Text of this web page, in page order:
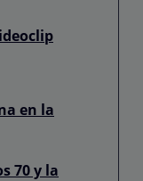
en la
70 y la